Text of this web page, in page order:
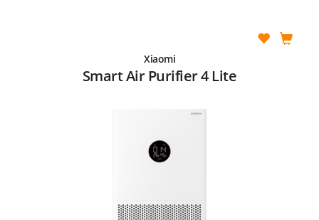
Xiaomi
Smart Air Purifier 4 Lite